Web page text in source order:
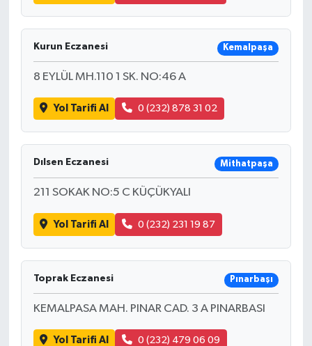
Kurun Eczanesi Kemalpaşa
8 EYLÜL MH.110 1 SK. NO:46 A
Yol Tarifi Al 0 (232) 878 31 02
Dılsen Eczanesi Mithatpaşa
211 SOKAK NO:5 C KÜÇÜKYALI
Yol Tarifi Al 0 (232) 231 19 87
Toprak Eczanesi Pınarbaşı
KEMALPASA MAH. PINAR CAD. 3 A PINARBASI
Yol Tarifi Al 0 (232) 479 06 09